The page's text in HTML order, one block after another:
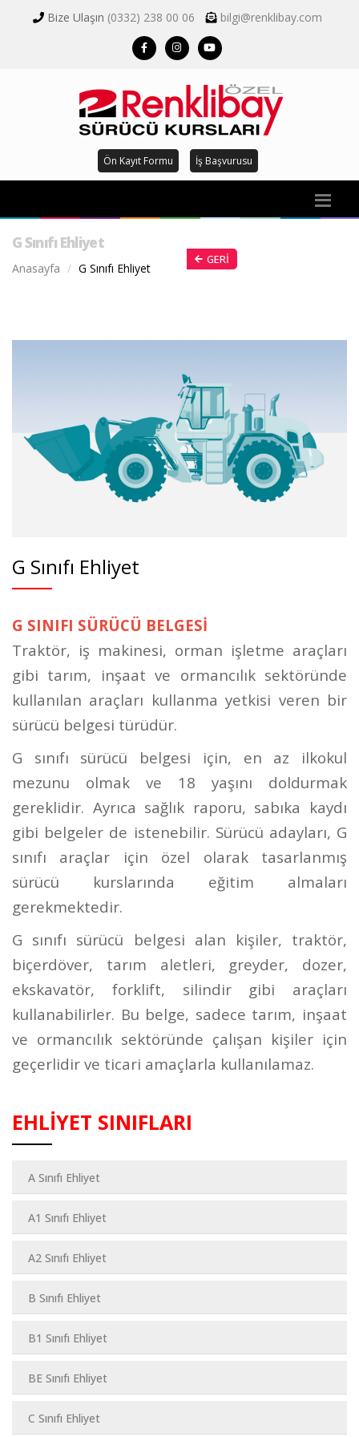
Bize Ulaşın (0332) 238 00 06 bilgi@renklibay.com
Ön Kayıt Formu İş Başvurusu
G Sınıfı Ehliyet
Anasayfa G Sınıfı Ehliyet
GERI
G Sınıfı Ehliyet
G SINIFI SÜRÜCÜ BELGESİ
Traktör, iş makinesi, orman işletme araçları
gibi tarım, inşaat ve ormancılık sektöründe
kullanılan araçları kullanma yetkisi veren bir
sürücü belgesi türüdür.
G sınıfı sürücü belgesi için, en az ilkokul
mezunu olmak ve 18 yaşını doldurmak
gereklidir. Ayrıca sağlık raporu, sabıka kaydı
gibi belgeler de istenebilir. Sürücü adayları, G
sınıfı araçlar için özel olarak tasarlanmış
sürücü kurslarında eğitim almaları
gerekmektedir.
G sınıfı sürücü belgesi alan kişiler, traktör,
biçerdöver, tarım aletleri, greyder, dozer,
ekskavatör, forklift, silindir gibi araçları
kullanabilirler. Bu belge, sadece tarım, inşaat
ve ormancılık sektöründe çalışan kişiler için
geçerlidir ve ticari amaçlarla kullanılamaz.
EHLİYET SINIFLARI
A Sınıfı Ehliyet
A1 Sınıfı Ehliyet
A2 Sınıfı Ehliyet
B Sınıfı Ehliyet
B1 Sınıfı Ehliyet
BE Sınıfı Ehliyet
C Sınıfı Ehliyet